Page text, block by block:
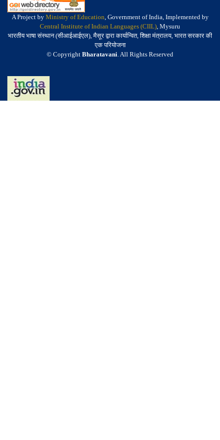
A Project by Ministry of Education, Government of India, Implemented by
Central Institute of Indian Languages (CIIL), Mysuru
भारतीय भाषा संस्थान (सीआईआईएल), मैसूर द्वारा कार्यान्वित, शिक्षा मंत्रालय, भारत सरकार की
एक परियोजना
© Copyright Bharatavani. All Rights Reserved